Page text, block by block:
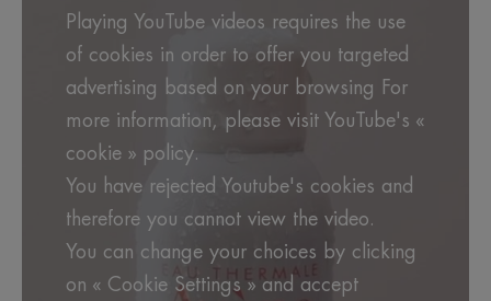
visokim temperaturama budući da rashlađuje i
umiruje kožu, a da je pritom ne isušuje.
Termalnu izvorsku vodu u spreju može da koristi
cela porodica za umirenu, meku i zdravu kožu lica
i tela.
NEKOLIKO REČI NAŠEG STRUČNJAKA
Playing YouTube videos requires the use
of cookies in order to offer you targeted
advertising based on your browsing For
more information, please visit YouTube's «
cookie » policy.
You have rejected Youtube's cookies and
therefore you cannot view the video.
You can change your choices by clicking
on « Cookie Settings » and accept